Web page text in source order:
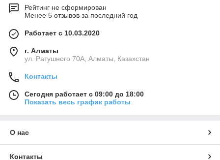
Рейтинг не сформирован
Менее 5 отзывов за последний год
Работает с 10.03.2020
г. Алматы
ул. Ратушного 70А, Алматы, Казахстан
Контакты
Сегодня работает с 09:00 до 18:00
Показать весь график работы
О нас
Контакты